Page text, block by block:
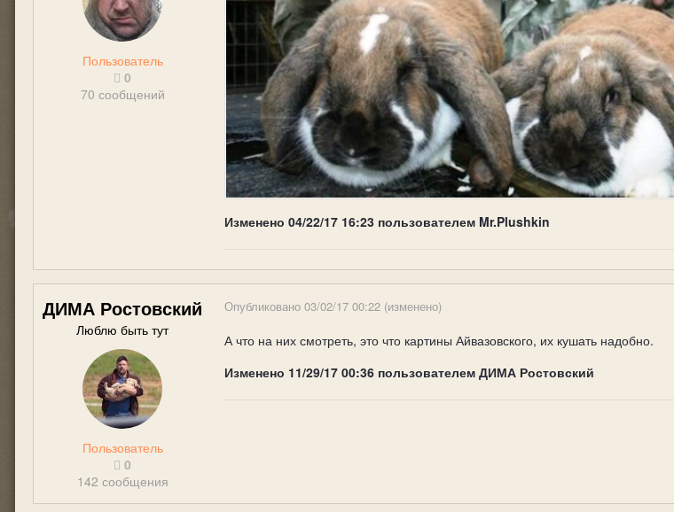
Пользователь
0
70 сообщений
Изменено 04/22/17 16:23 пользователем Mr.Plushkin
ДИМА Ростовский
Люблю быть тут
Пользователь
0
142 сообщения
Опубликовано 03/02/17 00:22 (изменено)
А что на них смотреть, это что картины Айвазовского, их кушать надобно.
Изменено 11/29/17 00:36 пользователем ДИМА Ростовский